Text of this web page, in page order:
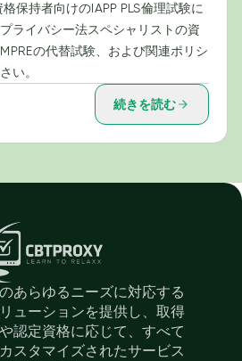
保持者向けのIAPP PLS倫理試験に
ライバシー法スペシャリストの資
の代替試験、および関連ポリシ
い。
続きを読む
あらゆるニーズに対応する
ューションを提供し、取得
認定資格に応じて、すべて
スタマイズされたサービス